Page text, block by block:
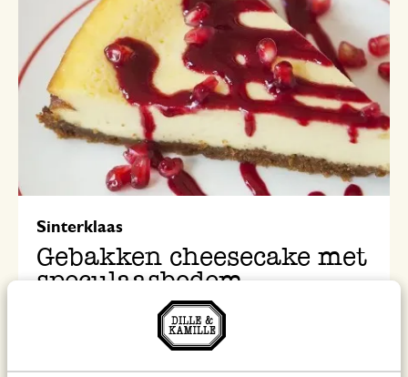
Sinterklaas
Gebakken cheesecake met
speculaasbodem